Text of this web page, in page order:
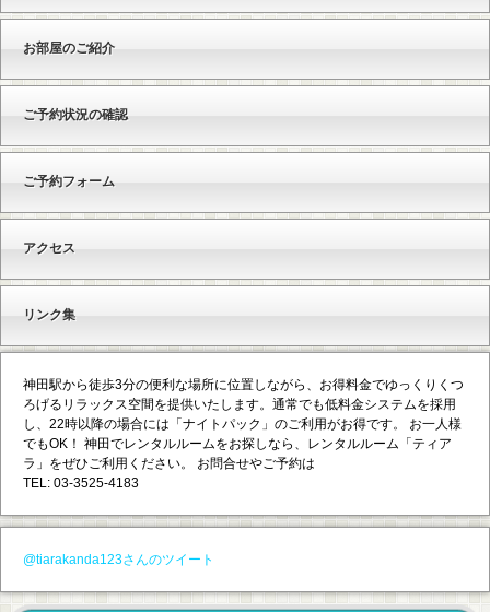
お部屋のご紹介
ご予約状況の確認
ご予約フォーム
アクセス
リンク集
神田駅から徒歩3分の便利な場所に位置しながら、お得料金でゆっくりくつ
ろげるリラックス空間を提供いたします。通常でも低料金システムを採用
し、22時以降の場合には「ナイトパック」のご利用がお得です。 お一人様
でもOK！ 神田でレンタルルームをお探しなら、レンタルルーム「ティア
ラ」をぜひご利用ください。 お問合せやご予約は
TEL: 03-3525-4183
@tiarakanda123さんのツイート